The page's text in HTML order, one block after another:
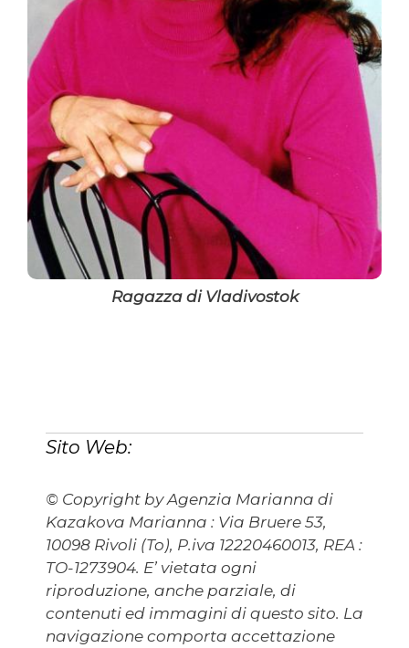
Ragazza di Vladivostok
Sito Web:
© Copyright by Agenzia Marianna di
Kazakova Marianna : Via Bruere 53,
10098 Rivoli (To), P.iva 12220460013, REA :
TO-1273904. E’ vietata ogni
riproduzione, anche parziale, di
contenuti ed immagini di questo sito. La
navigazione comporta accettazione